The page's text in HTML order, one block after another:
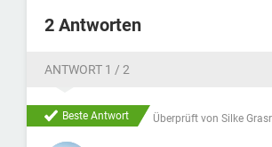
2 Antworten
ANTWORT 1 / 2
Beste Antwort Überprüft von Silke